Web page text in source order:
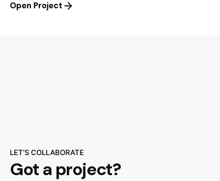
Open Project
LET’S COLLABORATE
Got a project?